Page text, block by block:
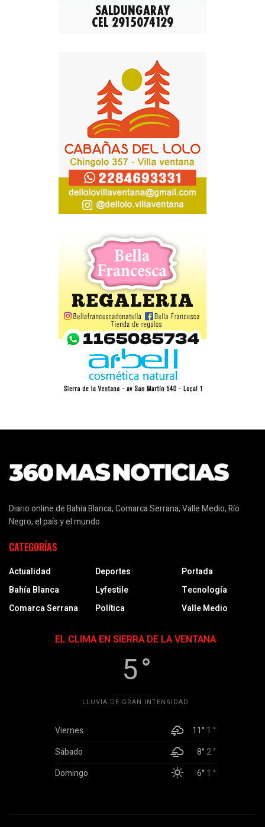
Diario online de Bahía Blanca, Comarca Serrana, Valle Medio, Río
Negro, el país y el mundo
CATEGORÍAS
Actualidad
Bahía Blanca
Comarca Serrana
Deportes
Lyfestile
Política
Portada
Tecnología
Valle Medio
EL CLIMA EN SIERRA DE LA VENTANA
5 °
LLUVIA DE GRAN INTENSIDAD
Viernes 11° 1 °
Sábado
8°2 °
Domingo
6° 1 °